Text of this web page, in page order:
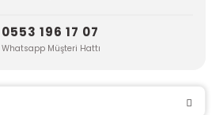
0553 196 17 07
Whatsapp Müşteri Hattı